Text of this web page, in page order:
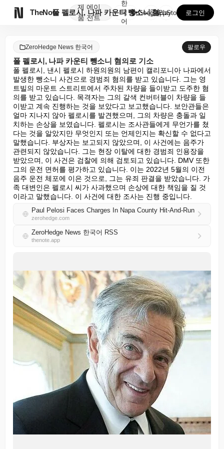
TheNote
제
품
에이
전트
폴 펠로시, 나파 카운티 뺑소니 혐의로 기소
한
국
어
GooglePlay
AppStore 로그인
ZeroHedge News 한국어 팔로우
폴 펠로시, 나파 카운티 뺑소니 혐의로 기소
폴 펠로시, 낸시 펠로시 하원의원의 남편이 캘리포니아 나파에서
발생한 뺑소니 사건으로 경범죄 혐의를 받고 있습니다. 그는 영
트빌의 마운트 스트리트에서 주차된 차량을 들이받고 도주한 혐
의를 받고 있습니다. 목격자는 그의 갈색 컨버터블이 차량을 들
이받고 계속 진행하는 것을 보았다고 보고했습니다. 보안관들은
얼마 지나지 않아 펠로시를 발견했으며, 그의 차량은 충돌과 일
치하는 손상을 보였습니다. 펠로시는 조사관들에게 무언가를 쳤
다는 것을 알았지만 무엇인지 또는 언제인지는 확신할 수 없다고
말했습니다. 부상자는 보고되지 않았으며, 이 사건에는 음주가
관련되지 않았습니다. 그는 현장 이탈에 대한 경범죄 인용장을
받았으며, 이 사건은 검찰에 의해 검토되고 있습니다. DMV 또한
그의 운전 면허를 평가하고 있습니다. 이는 2022년 5월의 이전
음주 운전 체포에 이은 것으로, 그는 유죄 판결을 받았습니다. 가
족 대변인은 펠로시 씨가 사과했으며 손상에 대한 책임을 질 것
이라고 말했습니다. 이 사건에 대한 조사는 진행 중입니다.
Paul Pelosi Faces Charges In Napa County Hit-And-Run
zerohedge.com
ZeroHedge News 한국어 RSS
thenote.app